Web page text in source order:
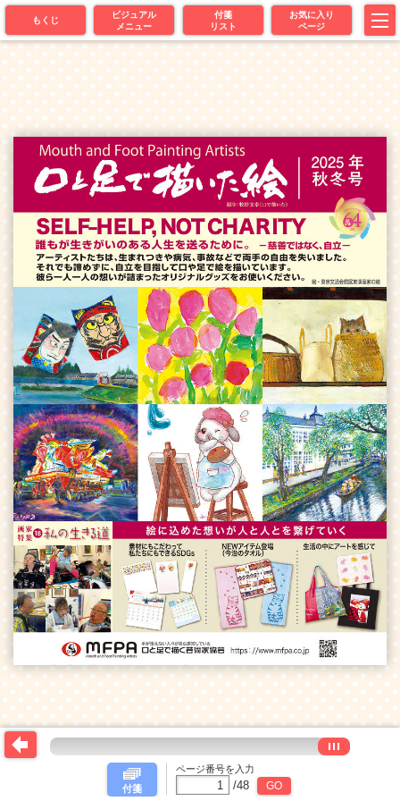
もくじ
ビジュアル
メニュー
付箋
リスト
お気に入り
ページ
付箋
ページ番号を入力
/48 GO